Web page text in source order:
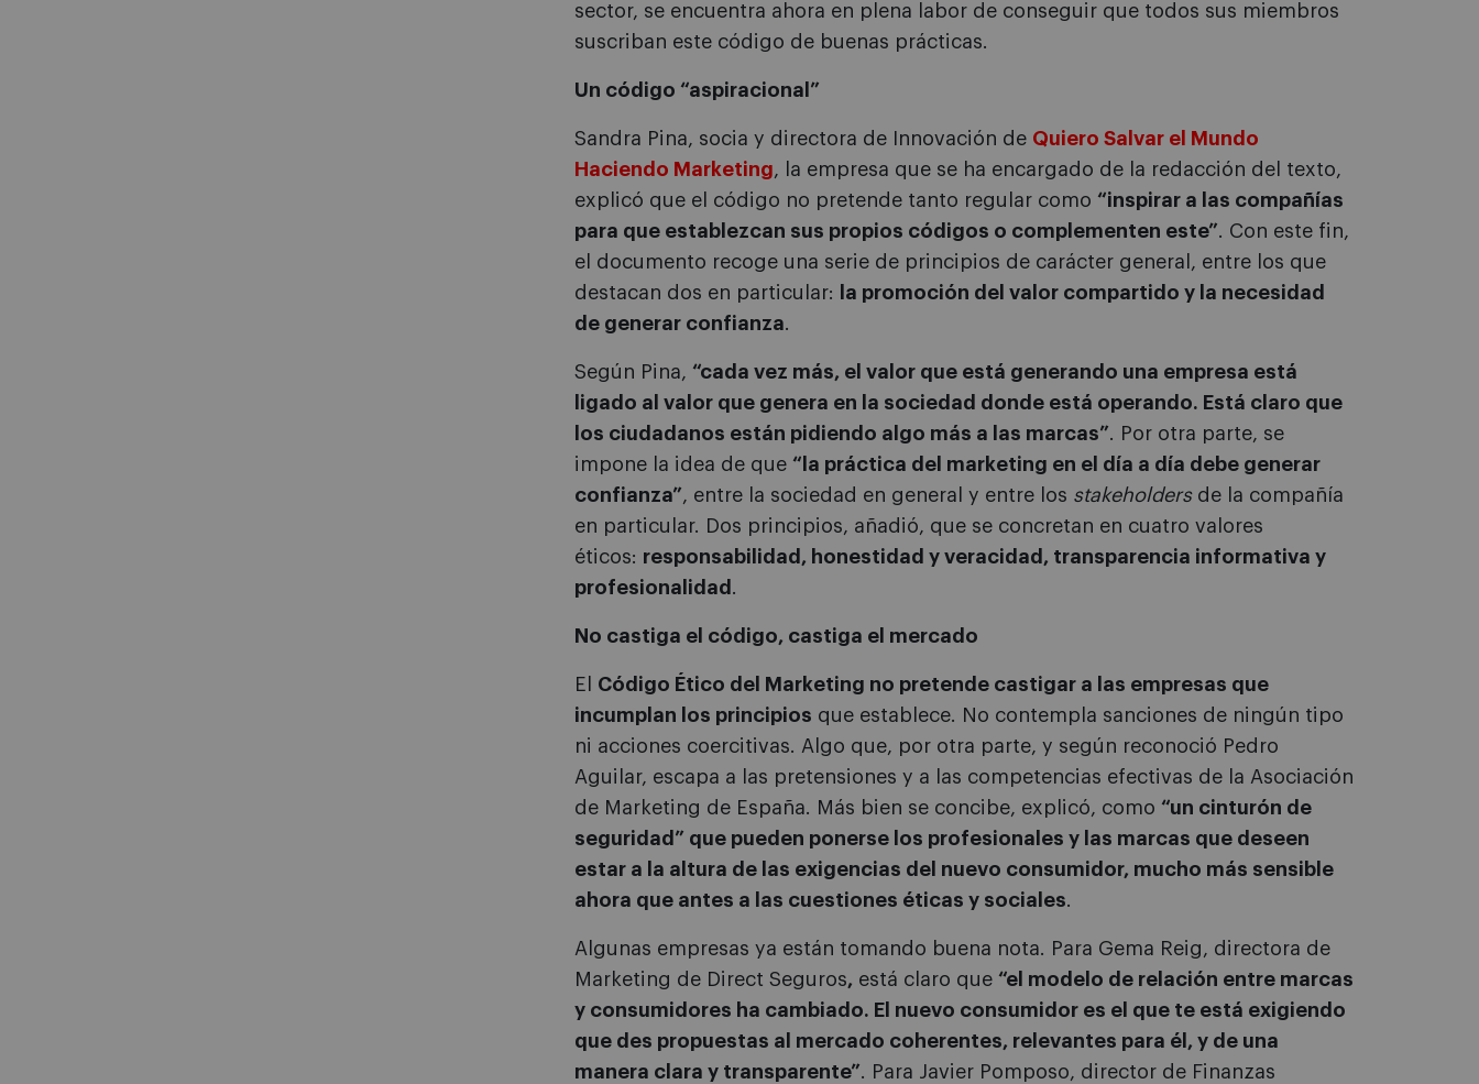
sector, se encuentra ahora en plena labor de conseguir que todos sus miembros
suscriban este código de buenas prácticas.
Un código “aspiracional”
Sandra Pina, socia y directora de Innovación de Quiero Salvar el Mundo
Haciendo Marketing, la empresa que se ha encargado de la redacción del texto,
explicó que el código no pretende tanto regular como “inspirar a las compañías
para que establezcan sus propios códigos o complementen este”. Con este fin,
el documento recoge una serie de principios de carácter general, entre los que
destacan dos en particular:
la promoción del valor compartido y la necesidad
de generar confianza.
Según Pina, “cada vez más, el valor que está generando una empresa está
ligado al valor que genera en la sociedad donde está operando. Está claro que
los ciudadanos están pidiendo algo más a las marcas”. Por otra parte, se
impone la idea de que “la práctica del marketing en el día a día debe generar
confianza”, entre la sociedad en general y entre los stakeholdersde la compañía
en particular. Dos principios, añadió, que se concretan en cuatro valores
éticos: responsabilidad, honestidad y veracidad, transparencia informativa y
profesionalidad .
No castiga el código, castiga el mercado
El Código Ético del Marketing no pretende castigar a las empresas que
incumplan los principios que establece. No contempla sanciones de ningún tipo
ni acciones coercitivas. Algo que, por otra parte, y según reconoció Pedro
Aguilar, escapa a las pretensiones y a las competencias efectivas de la Asociación
de Marketing de España. Más bien se concibe, explicó, como “un cinturón de
seguridad” que pueden ponerse los profesionales y las marcas que deseen
estar a la altura de las exigencias del nuevo consumidor, mucho más sensible
ahora que antes a las cuestiones éticas y sociales.
Algunas empresas ya están tomando buena nota. Para Gema Reig, directora de
Marketing de Direct Seguros, está claro que “el modelo de relación entre marcas
y consumidores ha cambiado. El nuevo consumidor es el que te está exigiendo
que des propuestas al mercado coherentes, relevantes para él, y de una
manera clara y transparente”. Para Javier Pomposo, director de Finanzas